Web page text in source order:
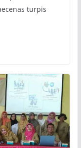
turpis